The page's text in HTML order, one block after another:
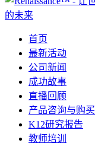
首页
最新活动
公司新闻
成功故事
直播回顾
产品咨询与购买
K12研究报告
教师培训